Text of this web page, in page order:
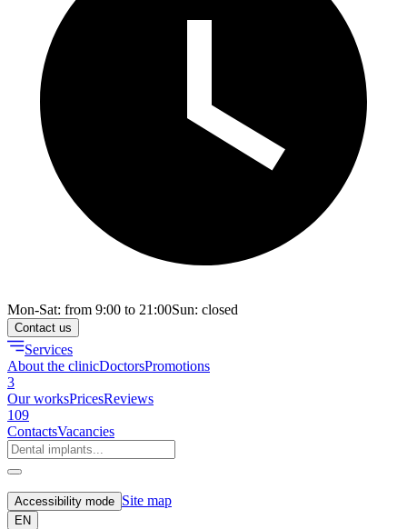
Mon-Sat: from 9:00 to 21:00Sun: closed
Contact us
Services
About the clinicDoctorsPromotions
3
Our worksPricesReviews
109
ContactsVacancies
Accessibility mode Site map
EN